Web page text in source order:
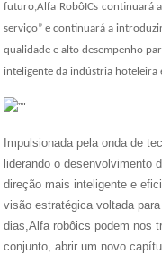
futuro,Alfa Robô ICs continuará
serviço” e continuará a
qualidade e alto desempenho
inteligente da indústria hoteleira
Impulsionada pela onda de
liderando o desenvolvimento
direção mais inteligente e
visão estratégica voltada
dias,Alfa robôics podem nos
conjunto, abrir um novo